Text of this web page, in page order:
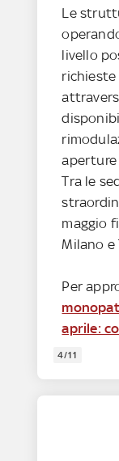
Le
livello
richieste
aperture
Tra le
maggio
Milano e
Per
aprile:
4/11